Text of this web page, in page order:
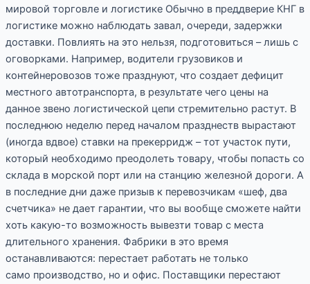
мировой торговле и логистике Обычно в преддверие КНГ в
логистике можно наблюдать завал, очереди, задержки
доставки. Повлиять на это нельзя, подготовиться – лишь с
оговорками. Например, водители грузовиков и
контейнеровозов тоже празднуют, что создает дефицит
местного автотранспорта, в результате чего цены на
данное звено логистической цепи стремительно растут. В
последнюю неделю перед началом празднеств вырастают
(иногда вдвое) ставки на прекерридж – тот участок пути,
который необходимо преодолеть товару, чтобы попасть со
склада в морской порт или на станцию железной дороги. А
в последние дни даже призыв к перевозчикам «шеф, два
счетчика» не дает гарантии, что вы вообще сможете найти
хоть какую-то возможность вывезти товар с места
длительного хранения. Фабрики в это время
останавливаются: перестает работать не только
само производство, но и офис. Поставщики перестают